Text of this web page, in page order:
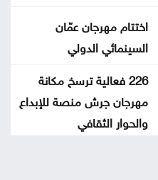
اختتام مهرجان عمّان
السينمائي الدولي
226 فعالية ترسخ مكانة
مهرجان جرش منصة للإبداع
والحوار الثقافي